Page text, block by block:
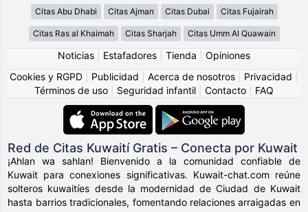
Citas Abu Dhabi Citas Ajman Citas Dubai Citas Fujairah
Citas Ras al Khaimah Citas Sharjah Citas Umm Al Quawain
Noticias Estafadores Tienda
Opiniones
Cookies y RGPD
Publicidad Acerca de nosotros Privacidad
Términos de uso
Seguridad infantil Contacto FAQ
Red de Citas Kuwaití Gratis – Conecta por Kuwait
¡Ahlan wa sahlan! Bienvenido a la comunidad confiable de
Kuwait para conexiones significativas. Kuwait-chat.com reúne
solteros kuwaitíes desde la modernidad de Ciudad de Kuwait
hasta barrios tradicionales, fomentando relaciones arraigadas en